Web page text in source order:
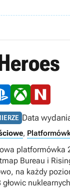
Data
,
platformówka
Bureau i
na każdy
głowic